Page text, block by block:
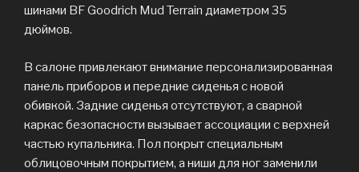
шинами BF Goodrich Mud Terrain диаметром 35
дюймов.
В салоне привлекают внимание персонализированная
панель приборов и передние сиденья с новой
обивкой. Задние сиденья отсутствуют, а сварной
каркас безопасности вызывает ассоциации с верхней
частью купальника. Пол покрыт специальным
облицовочным покрытием, а ниши для ног заменили